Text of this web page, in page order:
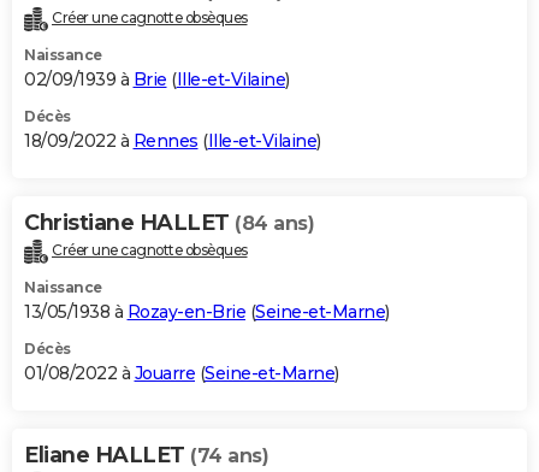
Créer une cagnotte obsèques
Naissance
02/09/1939 à Brie (Ille-et-Vilaine)
Décès
18/09/2022 à Rennes (Ille-et-Vilaine)
Christiane HALLET (84 ans)
Créer une cagnotte obsèques
Naissance
13/05/1938 à Rozay-en-Brie (Seine-et-Marne)
Décès
01/08/2022 à Jouarre (Seine-et-Marne)
Eliane HALLET (74 ans)